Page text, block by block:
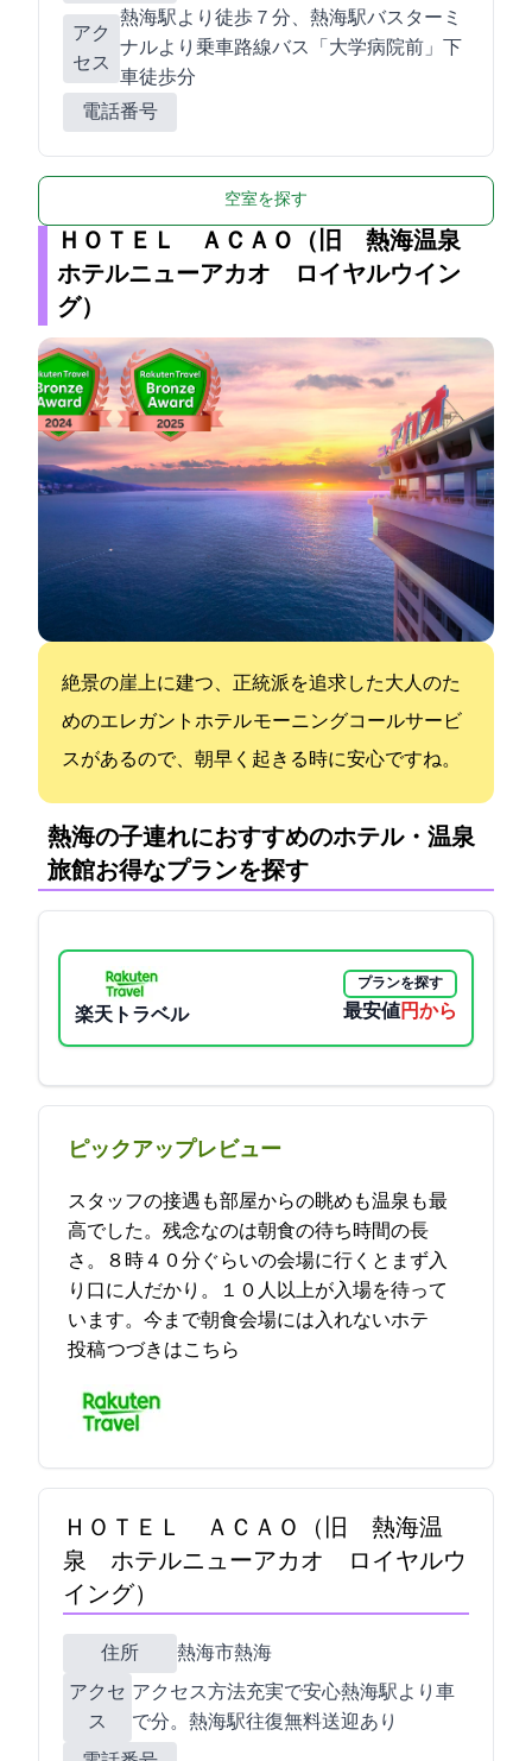
アク
セス
熱海駅より徒歩７分、熱海駅バスターミ
ナルより乗車路線バス「大学病院前」下
車徒歩1分
電話番号
空室を探す
ＨＯＴＥＬ ＡＣＡＯ（旧 熱海温泉
ホテルニューアカオ ロイヤルウイン
グ）
絶景の崖上に建つ、正統派を追求した大人のた
めのエレガントホテル モーニングコールサービ
スがあるので、朝早く起きる時に安心ですね。
熱海の子連れにおすすめのホテル・温泉
旅館:お得なプランを探す
楽天トラベル
プランを探す
最安値14850円から
ピックアップレビュー
スタッフの接遇も部屋からの眺めも温泉も最
高でした。残念なのは朝食の待ち時間の長
さ。８時４０分ぐらいの会場に行くとまず入
り口に人だかり。１０人以上が入場を待って
います。今まで朝食会場には入れないホテ… 2021-12-14 08:43:26
投稿つづきはこちら
ＨＯＴＥＬ ＡＣＡＯ（旧 熱海温
泉 ホテルニューアカオ ロイヤルウ
イング）
住所
熱海市熱海1993-65
アクセ
ス
アクセス方法充実で安心!!熱海駅より車
で10分。熱海駅往復無料送迎あり